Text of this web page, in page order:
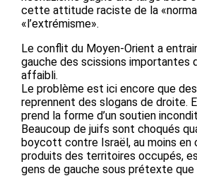
cette attitude raciste de la
«l’extrémisme».
Le conflit du Moyen-Orient a
gauche des scissions importantes
affaibli.
Le problème est ici encore que
reprennent des slogans de droite.
prend la forme d’un soutien
Beaucoup de juifs sont choqués
boycott contre Israël, au moins en
produits des territoires occupés,
gens de gauche sous prétexte